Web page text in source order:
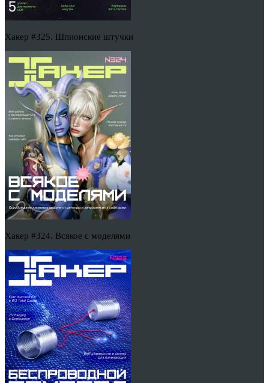
Хакер #325. Шпионские штучки
Хакер #324. Всякое с моделями